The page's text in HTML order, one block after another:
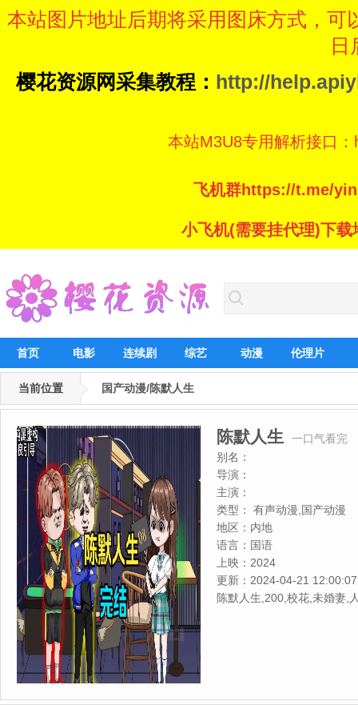
本站图片地址后期将采用图床方式，
日
樱花资源网采集教程： http://
本站M3U8专用解析接口
飞机群https://t.me/
小飞机(需要挂代理)下
首页 电影 连续剧 综艺 动漫 伦理片
当前位置 国产动漫/陈默人生
陈默人生
一口气看完
别名：
导演：
主演：
类型：
有声动漫,国产动漫
地区： 内地
语言： 国语
上映： 2024
更新： 2024-04-21 12:00:07
陈默人生,200,校花,未婚妻,